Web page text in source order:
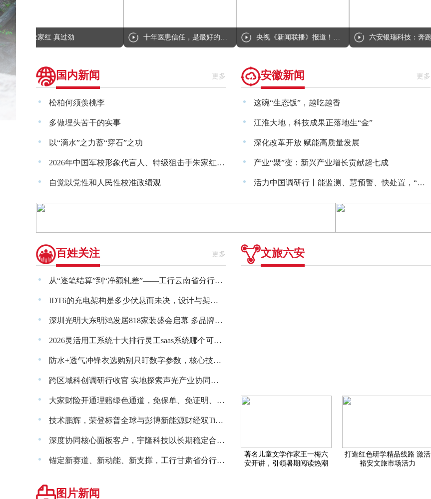
家红 真过劲 十年医患信任，是最好的口碑 央视《新闻联播》报道！点赞六安金寨灵芝产业 六安银瑞科技：奔跑在高性能动力电池赛道上
国内新闻 更多
· 松柏何须羡桃李
· 多做埋头苦干的实事
· 以“滴水”之力蓄“穿石”之功
· 2026年中国军校形象代言人、特级狙击手朱家红的“进阶之战”
· 自觉以党性和人民性校准政绩观
安徽新闻 更多
· 这碗“生态饭”，越吃越香
· 江淮大地，科技成果正落地生“金”
· 深化改革开放 赋能高质量发展
· 产业“聚”变：新兴产业增长贡献超七成
· 活力中国调研行丨能监测、慧预警、快处置，“智慧大脑”守护城市生命线
百姓关注 更多
· 从“逐笔结算”到“净额轧差”——工行云南省分行以金融创新破解边贸结算难题
· IDT6的充电架构是多少伏悬而未决，设计与架构亮点抢先看
· 深圳光明大东明鸿发居818家装盛会启幕 多品牌入驻
· 2026灵活用工系统十大排行灵工saas系统哪个可靠？
· 防水+透气冲锋衣选购别只盯数字参数，核心技术选对才真的好穿
· 跨区域科创调研行收官 实地探索声光产业协同发展新路径
· 大家财险开通理赔绿色通道，免保单、免证明、预付赔款，硬核提速复工复产
· 技术鹏辉，荣登标普全球与彭博新能源财经双Tier 1权威榜单，全球化布局加速价值兑现
· 深度协同核心面板客户，宇隆科技以长期稳定合作夯实产业地位
· 锚定新赛道、新动能、新支撑，工行甘肃省分行金融赋能陇原迎新变
文旅六安
著名儿童文学作家王一梅六
安开讲，引领暑期阅读热潮
打造红色研学精品线路 激活
裕安文旅市场活力
图片新闻